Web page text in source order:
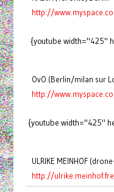
http://
{youtube width="425"
OvO (Berlin/milan sur
http://
{youtube width="425"
ULRIKE MEINHOF
http://